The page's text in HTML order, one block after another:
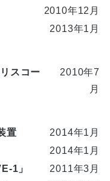
2010年12月
2013年1月
スコー
2010年7
月
置
2014年1月
2014年1月
1」
2011年3月